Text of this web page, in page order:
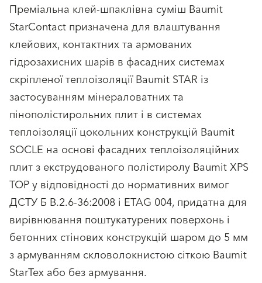
Преміальна клей-шпаклівна суміш Baumit
StarContact призначена для влаштування
клейових, контактних та армованих
гідрозахисних шарів в фасадних системах
скріпленої теплоізоляції Baumit STAR із
застосуванням мінераловатних та
пінополістирольних плит і в системах
теплоізоляції цокольних конструкцій Baumit
SOCLE на основі фасадних теплоізоляційних
плит з екструдованого полістиролу Baumit XPS
TOP у відповідності до нормативних вимог
ДСТУ Б В.2.6-36:2008 і ETAG 004, придатна для
вирівнювання поштукатурених поверхонь і
бетонних стінових конструкцій шаром до 5 мм
з армуванням скловолокнистою сіткою Baumit
StarTex або без армування.